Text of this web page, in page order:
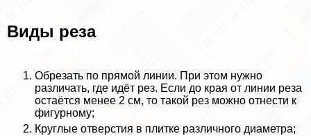
Виды реза
Обрезать по прямой линии. При этом нужно
различать, где идёт рез. Если до края от линии реза
остаётся менее 2 см, то такой рез можно отнести к
фигурному;
Круглые отверстия в плитке различного диаметра;